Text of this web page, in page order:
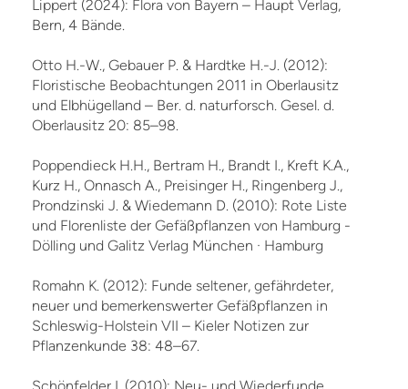
Lippert (2024): Flora von Bayern – Haupt Verlag,
Bern, 4 Bände.
Otto H.-W., Gebauer P. & Hardtke H.-J. (2012):
Floristische Beobachtungen 2011 in Oberlausitz
und Elbhügelland – Ber. d. naturforsch. Gesel. d.
Oberlausitz 20: 85–98.
Poppendieck H.H., Bertram H., Brandt I., Kreft K.A.,
Kurz H., Onnasch A., Preisinger H., Ringenberg J.,
Prondzinski J. & Wiedemann D. (2010): Rote Liste
und Florenliste der Gefäßpflanzen von Hamburg -
Dölling und Galitz Verlag München · Hamburg
Romahn K. (2012): Funde seltener, gefährdeter,
neuer und bemerkenswerter Gefäßpflanzen in
Schleswig-Holstein VII – Kieler Notizen zur
Pflanzenkunde 38: 48–67.